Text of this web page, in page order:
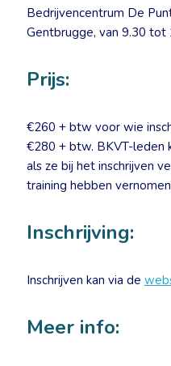
Bedrijvencentrum De
Gentbrugge, van 9.30 tot
Prijs:
€260 + btw voor wie
€280 + btw. BKVT-leden
als ze bij het inschrijven
training hebben
Inschrijving:
Inschrijven kan via de
Meer info: